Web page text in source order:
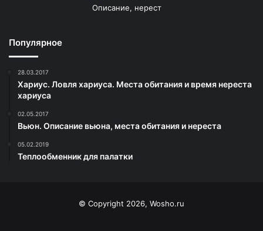
Популярное
28.03.2017
Хариус. Ловля хариуса. Места обитания и время нереста
хариуса
02.05.2017
Вьюн. Oписание вьюна, места обитания и нереста
05.02.2019
Теплообменник для палатки
© Copyright 2026, Wosho.ru